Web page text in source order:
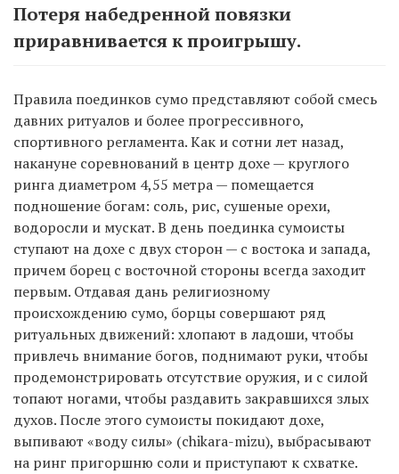
Потеря набедренной повязки
приравнивается к проигрышу.
Правила поединков сумо представляют собой смесь
давних ритуалов и более прогрессивного,
спортивного регламента. Как и сотни лет назад,
накануне соревнований в центр дохе — круглого
ринга диаметром 4,55 метра — помещается
подношение богам: соль, рис, сушеные орехи,
водоросли и мускат. В день поединка сумоисты
ступают на дохе с двух сторон — с востока и запада,
причем борец с восточной стороны всегда заходит
первым. Отдавая дань религиозному
происхождению сумо, борцы совершают ряд
ритуальных движений: хлопают в ладоши, чтобы
привлечь внимание богов, поднимают руки, чтобы
продемонстрировать отсутствие оружия, и с силой
топают ногами, чтобы раздавить закравшихся злых
духов. После этого сумоисты покидают дохе,
выпивают «воду силы» (chikara-mizu), выбрасывают
на ринг пригоршню соли и приступают к схватке.